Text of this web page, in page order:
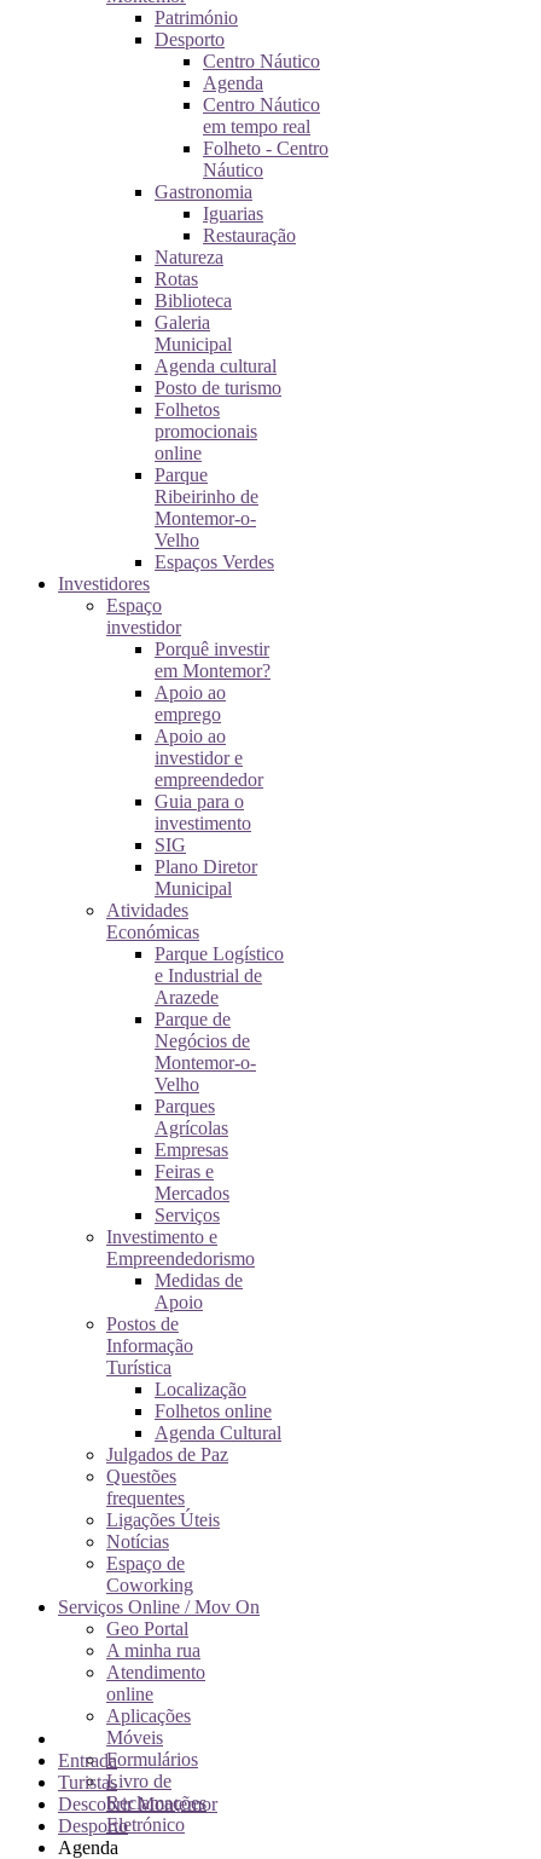
Património
Desporto
Centro Náutico
Agenda
Centro Náutico
em tempo real
Folheto - Centro
Náutico
Gastronomia
Iguarias
Restauração
Natureza
Rotas
Biblioteca
Galeria
Municipal
Agenda cultural
Posto de turismo
Folhetos
promocionais
online
Parque
Ribeirinho de
Montemor-o-
Velho
Espaços Verdes
Investidores
Espaço
investidor
Porquê investir
em Montemor?
Apoio ao
emprego
Apoio ao
investidor e
empreendedor
Guia para o
investimento
SIG
Plano Diretor
Municipal
Atividades
Económicas
Parque Logístico
e Industrial de
Arazede
Parque de
Negócios de
Montemor-o-
Velho
Parques
Agrícolas
Empresas
Feiras e
Mercados
Serviços
Investimento e
Empreendedorismo
Medidas de
Apoio
Postos de
Informação
Turística
Localização
Folhetos online
Agenda Cultural
Julgados de Paz
Questões
frequentes
Ligações Úteis
Notícias
Espaço de
Coworking
Serviços Online / Mov On
Geo Portal
A minha rua
Atendimento
online
Aplicações
Móveis
Formulários
Livro de
Reclamações
Eletrónico
Entrada
Turistas
Descobrir Montemor
Desporto
Agenda